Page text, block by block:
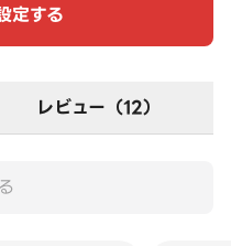
定する
レビュー（12）